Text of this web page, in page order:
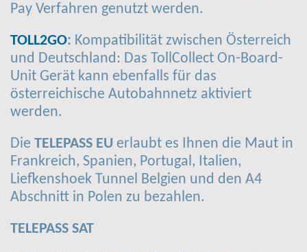
Pay Verfahren genutzt werden.
TOLL2GO: Kompatibilität zwischen Österreich
und Deutschland: Das TollCollect On-Board-
Unit Gerät kann ebenfalls für das
österreichische Autobahnnetz aktiviert
werden.
Die TELEPASS EU erlaubt es Ihnen die Maut in
Frankreich, Spanien, Portugal, Italien,
Liefkenshoek Tunnel Belgien und den A4
Abschnitt in Polen zu bezahlen.
TELEPASS SAT